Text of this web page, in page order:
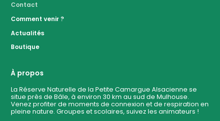
Contact
Comment venir ?
Actualités
Boutique
À propos
La Réserve Naturelle de la Petite Camargue Alsacienne se
situe près de Bâle, à environ 30 km au sud de Mulhouse.
Venez profiter de moments de connexion et de respiration en
pleine nature. Groupes et scolaires, suivez les animateurs !
Contact